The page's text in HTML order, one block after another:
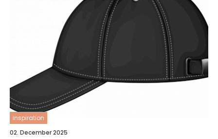
inspiration
02. December 2025